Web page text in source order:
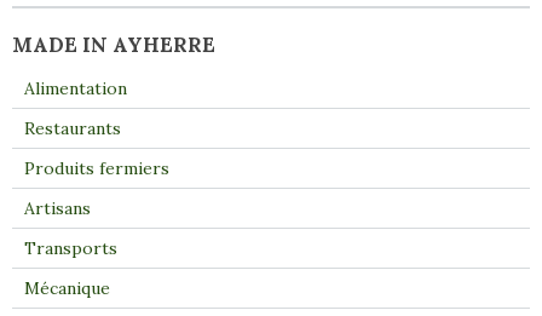
MADE IN AYHERRE
Alimentation
Restaurants
Produits fermiers
Artisans
Transports
Mécanique